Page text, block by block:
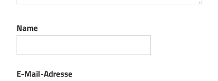
Name
E-Mail-Adresse